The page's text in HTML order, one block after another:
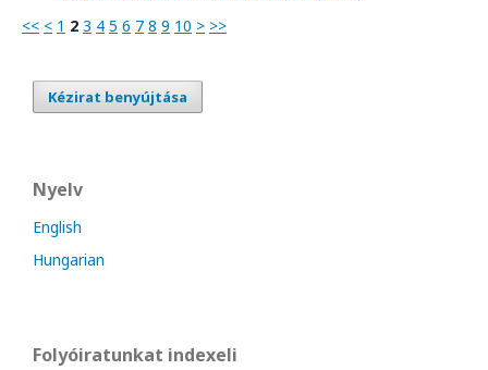
<< < 1 2 3 4 5 6 7 8 9 10 > >>
Kézirat benyújtása
Nyelv
English
Hungarian
Folyóiratunkat indexeli